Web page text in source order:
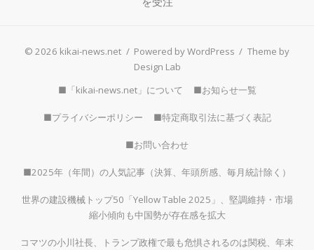
© 2026 kikai-news.net / Powered by WordPress / Theme by
Design Lab
■「kikai-news.net」について
■お知らせ一覧
■プライバシーポリシー ■特定商取引法に基づく表記
■お問い合わせ
■2025年（年間）の人気記事（決算、年頭所感、毎月統計除く）
世界の建設機械トップ50「Yellow Table 2025」、堅調維持・市場
縮小傾向も中国勢が存在感を拡大
コマツの小川社長、トランプ政権で最も危惧されるのは関税、年末